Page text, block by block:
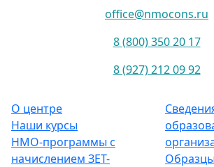
office@nmocons.ru
8 (800) 350 20 17
8 (927) 212 09 92
О центре
Наши курсы
НМО-программы с
начислением ЗЕТ-